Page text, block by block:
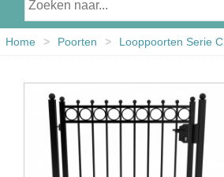
Home > Poorten > Looppoorten Serie C